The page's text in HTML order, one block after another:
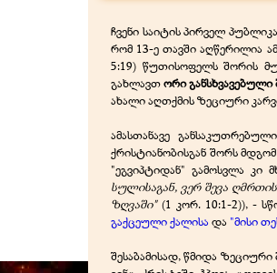
ჩვენი საიტის პირველ
რომ 13-ე თავში აღწერილია
5:19) წუთისოფელს შორის
გახლავთორი განსხვავებული
ახალი აღთქმის ზეციური
ამასთანავე განსაკუთრებული
ქრისტიანობისგან შორს
"ეგვიპტიდან" გამოსვლა
სულისაგან, ვერ შევა
ზღვაში"(1 კორ. 10:1-2)), -
გაქცეული ქალისა და "მისი
შესაბამისად, წმიდა ზეციური